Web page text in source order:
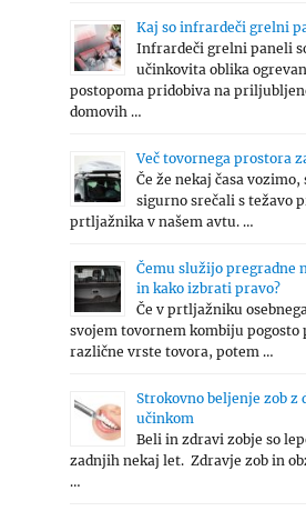
Kaj so infrardeči grelni
Infrardeči grelni paneli
učinkovita oblika
postopoma pridobiva na
domovih …
Več tovornega prostora
Če že nekaj časa vozimo,
sigurno srečali s težavo
prtljažnika v našem avtu. …
Čemu služijo pregradne
in kako izbrati pravo?
Če v prtljažniku
svojem tovornem kombiju pogosto
različne vrste tovora, potem …
Strokovno beljenje zob z
učinkom
Beli in zdravi zobje so
zadnjih nekaj let. Zdravje zob in
…